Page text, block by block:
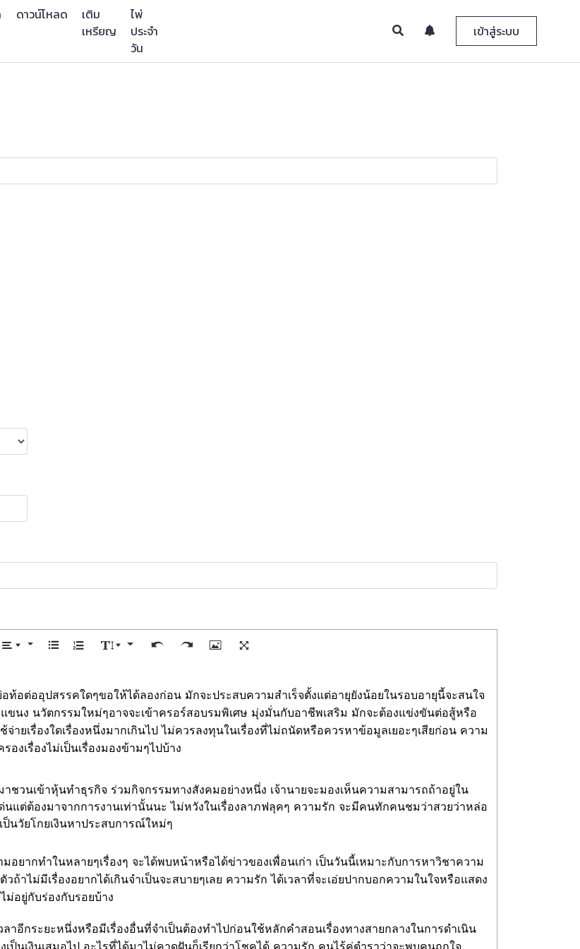
ดาวน์โหลด
เติม
เหรียญ
ไพ่
ประจำ
วัน
เข้าสู่ระบบ
อต่ออุปสรรคใดๆขอให้ได้ลองก่อน มักจะประสบความสำเร็จตั้งแต่อายุยังน้อยในรอบอายุนี้จะสนใจ
ขนง นวัตกรรมใหม่ๆอาจจะเข้าครอร์สอบรมพิเศษ มุ่งมั่นกับอาชีพเสริม มักจะต้องแข่งขันต่อสู้หรือ
จ่ายเรื่องใดเรื่องหนึ่งมากเกินไป ไม่ควรลงทุนในเรื่องที่ไม่ถนัดหรือควรหาข้อมูลเยอะๆเสียก่อน ความ
งเรื่องไม่เป็นเรื่องมองข้ามๆไปบ้าง
ชวนเข้าหุ้นทำธุรกิจ ร่วมกิจกรรมทางสังคมอย่างหนึ่ง เจ้านายจะมองเห็นความสามารถถ้าอยู่ใน
แต่ต้องมาจากการงานเท่านั้นนะ ไม่หวังในเรื่องลาภฟลุคๆ ความรัก จะมีคนทักคนชมว่าสวยว่าหล่อ
ป็นวัยโกยเงินหาประสบการณ์ใหม่ๆ
ยากทำในหลายๆเรื่องๆ จะได้พบหน้าหรือได้ข่าวของเพื่อนเก่า เป็นวันนี้เหมาะกับการหาวิชาความ
ถ้าไม่มีเรื่องอยากได้เกินจำเป็นจะสบายๆเลย ความรัก ได้เวลาที่จะเอ่ยปากบอกความในใจหรือแสดง
ม่อยู่กับร่องกับรอยบ้าง
อีกระยะหนึ่งหรือมีเรื่องอื่นที่จำเป็นต้องทำไปก่อนใช้หลักคำสอนเรื่องทางสายกลางในการดำเนิน
ป็นเงินเสมอไป อะไรที่ได้มาไม่คาดฝันก็เรียกว่าโชคได้ ความรัก คนไร้คู่ตำราว่าจะพบคนถูกใจ